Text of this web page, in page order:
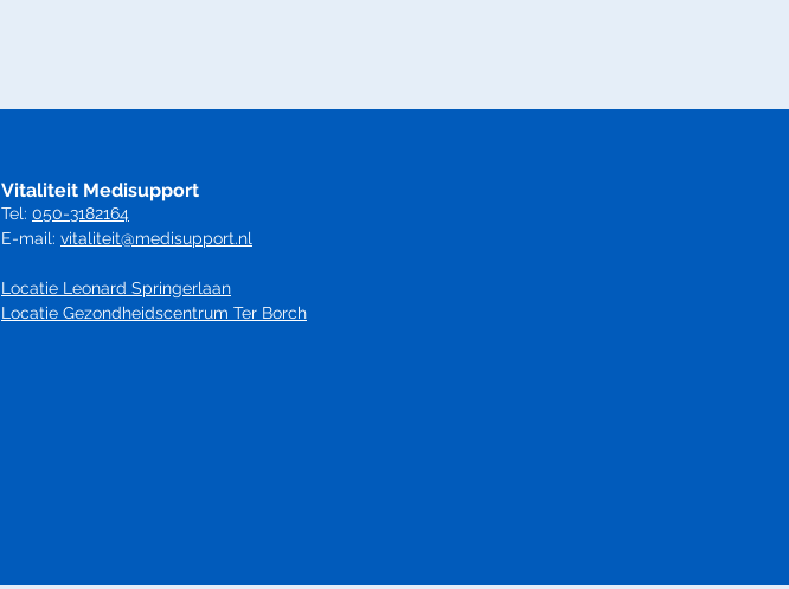
Vitaliteit Medisupport
Tel: 050-3182164
E-mail: vitaliteit@medisupport.nl
Locatie Leonard Springerlaan
Locatie Gezondheidscentrum Ter Borch